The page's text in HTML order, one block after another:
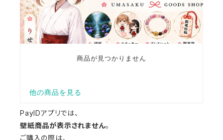
PayIDアプリでは、
壁紙商品が表示されません。
ご購入の際は、